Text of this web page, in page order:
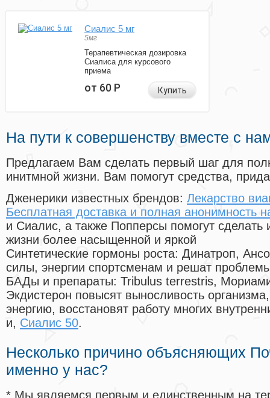
Сиалис 5 мг
5мг
Терапевтическая дозировка
Сиалиса для курсового
приема
от 60Р Купить
На пути к совершенству вместе с
Предлагаем Вам сделать первый шаг для
инитмной жизни. Вам помогут средства,
Дженерики известных брендов: Лекарство
Бесплатная доставка и полная анонимность
и Сиалис, а также Попперсы помогут
жизни более насыщенной и яркой
Синтетические гормоны роста: Динатроп,
силы, энергии спортсменам и решат
БАДы и препараты: Tribulus terrestris,
Экдистерон повысят выносливость
энергию, восстановят работу многих
и, Сиалис 50.
Несколько причино объясняющих
именно у нас?
* Мы являемся первым и единственным на